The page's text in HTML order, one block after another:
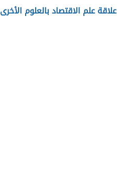
علاقة علم الاقتصاد بالعلوم الأخرى